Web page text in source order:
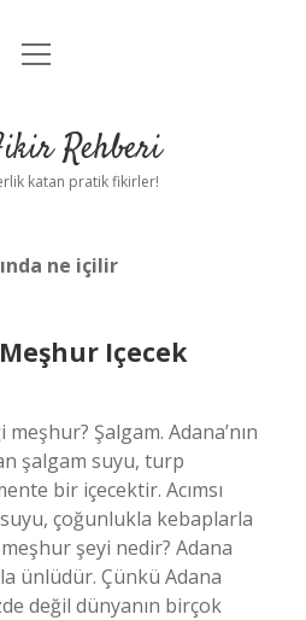
Anasayfa
Uyarı
menüyü
Rehberi
katan pratik fikirler!
ne içilir
Içecek
Şalgam. Adana’nın
şalgam suyu, turp
bir içecektir. Acımsı
çoğunlukla kebaplarla
şeyi nedir? Adana
ünlüdür. Çünkü Adana
değil dünyanın birçok